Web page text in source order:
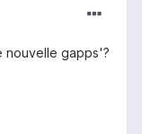
nouvelle gapps'?